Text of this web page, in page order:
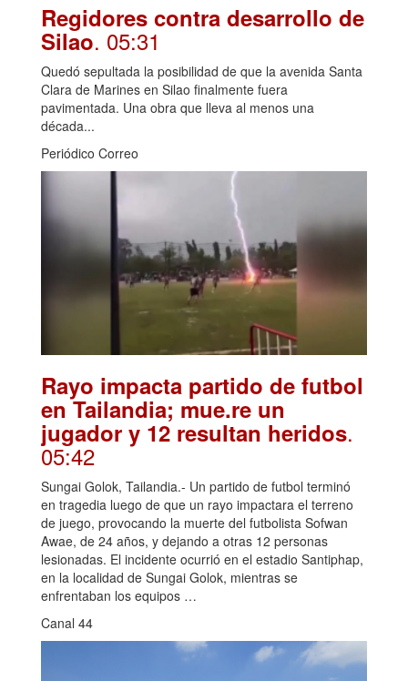
Regidores contra desarrollo de
Silao. 05:31
Quedó sepultada la posibilidad de que la avenida Santa
Clara de Marines en Silao finalmente fuera
pavimentada. Una obra que lleva al menos una
década...
Periódico Correo
Rayo impacta partido de futbol
en Tailandia; mue.re un
jugador y 12 resultan heridos.
05:42
Sungai Golok, Tailandia.- Un partido de futbol terminó
en tragedia luego de que un rayo impactara el terreno
de juego, provocando la muerte del futbolista Sofwan
Awae, de 24 años, y dejando a otras 12 personas
lesionadas. El incidente ocurrió en el estadio Santiphap,
en la localidad de Sungai Golok, mientras se
enfrentaban los equipos …
Canal 44